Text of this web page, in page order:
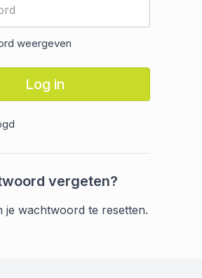
weergeven
Log in
vergeten?
je wachtwoord te resetten.